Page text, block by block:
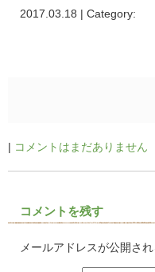
2017.03.18 | Category:
| コメントはまだありません
コメントを残す
メールアドレスが公開さ